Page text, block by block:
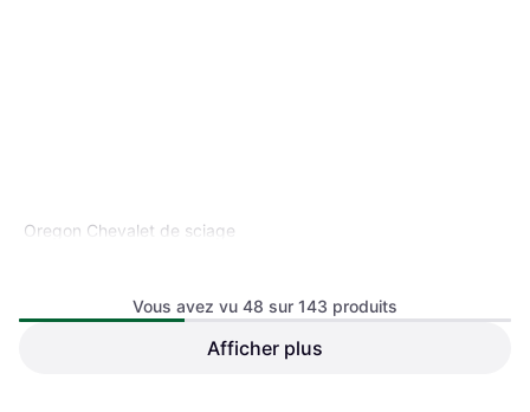
Oregon Chevalet de sciage
Vous avez vu 48 sur 143 produits
Afficher plus